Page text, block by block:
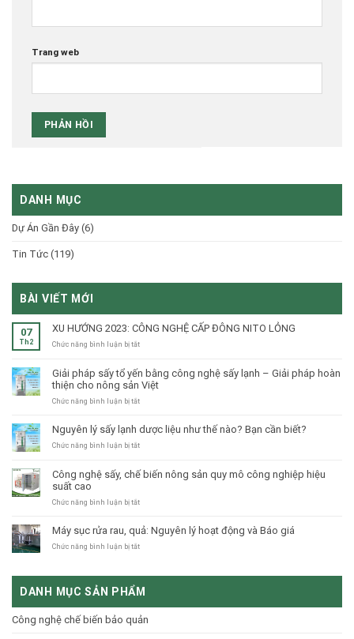
Trang web
DANH MỤC
Dự Án Gần Đây (6)
Tin Tức (119)
BÀI VIẾT MỚI
07
Th2
XU HƯỚNG 2023: CÔNG NGHỆ CẤP ĐÔNG NITO LỎNG
Chức năng bình luận bị tắtở
2023:
CÔNG
NGHỆ
NITO
LỎNG
Giải pháp sấy tổ yến bằng công nghệ sấy lạnh – Giải pháp hoàn
thiện cho nông sản Việt
Chức năng bình luận bị tắtở
sấy
tổ
công
sấy
Giải
pháp
cho
nông
Nguyên lý sấy lạnh dược liệu như thế nào? Bạn cần biết?
Chức năng bình luận bị tắtở
sấy
dược
thế
nào?
biết?
Công nghệ sấy, chế biến nông sản quy mô công nghiệp hiệu
suất cao
Chức năng bình luận bị tắtở
sấy,
chế
quy
nghiệp
Máy sục rửa rau, quả: Nguyên lý hoạt động và Báo giá
Chức năng bình luận bị tắtở
rau,
lý
DANH MỤC SẢN PHẨM
Công nghệ chế biến bảo quản